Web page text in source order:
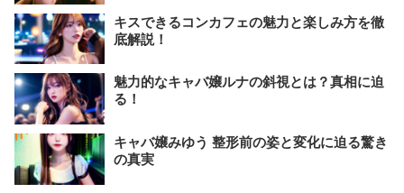
キスできるコンカフェの魅力と楽しみ方を徹
底解説！
魅力的なキャバ嬢ルナの斜視とは？真相に迫
る！
キャバ嬢みゆう 整形前の姿と変化に迫る驚き
の真実